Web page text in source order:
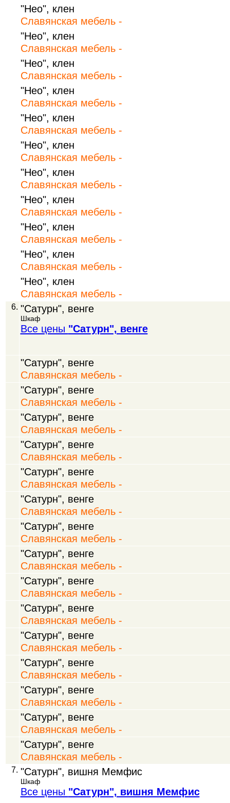
"Нео", клен
Славянская мебель -
"Нео", клен
Славянская мебель -
"Нео", клен
Славянская мебель -
"Нео", клен
Славянская мебель -
"Нео", клен
Славянская мебель -
"Нео", клен
Славянская мебель -
"Нео", клен
Славянская мебель -
"Нео", клен
Славянская мебель -
"Нео", клен
Славянская мебель -
"Нео", клен
Славянская мебель -
"Нео", клен
Славянская мебель -
6. "Сатурн", венге
Шкаф
Все цены "Сатурн", венге
"Сатурн", венге
Славянская мебель -
"Сатурн", венге
Славянская мебель -
"Сатурн", венге
Славянская мебель -
"Сатурн", венге
Славянская мебель -
"Сатурн", венге
Славянская мебель -
"Сатурн", венге
Славянская мебель -
"Сатурн", венге
Славянская мебель -
"Сатурн", венге
Славянская мебель -
"Сатурн", венге
Славянская мебель -
"Сатурн", венге
Славянская мебель -
"Сатурн", венге
Славянская мебель -
"Сатурн", венге
Славянская мебель -
"Сатурн", венге
Славянская мебель -
"Сатурн", венге
Славянская мебель -
"Сатурн", венге
Славянская мебель -
7. "Сатурн", вишня Мемфис
Шкаф
Все цены "Сатурн", вишня Мемфис